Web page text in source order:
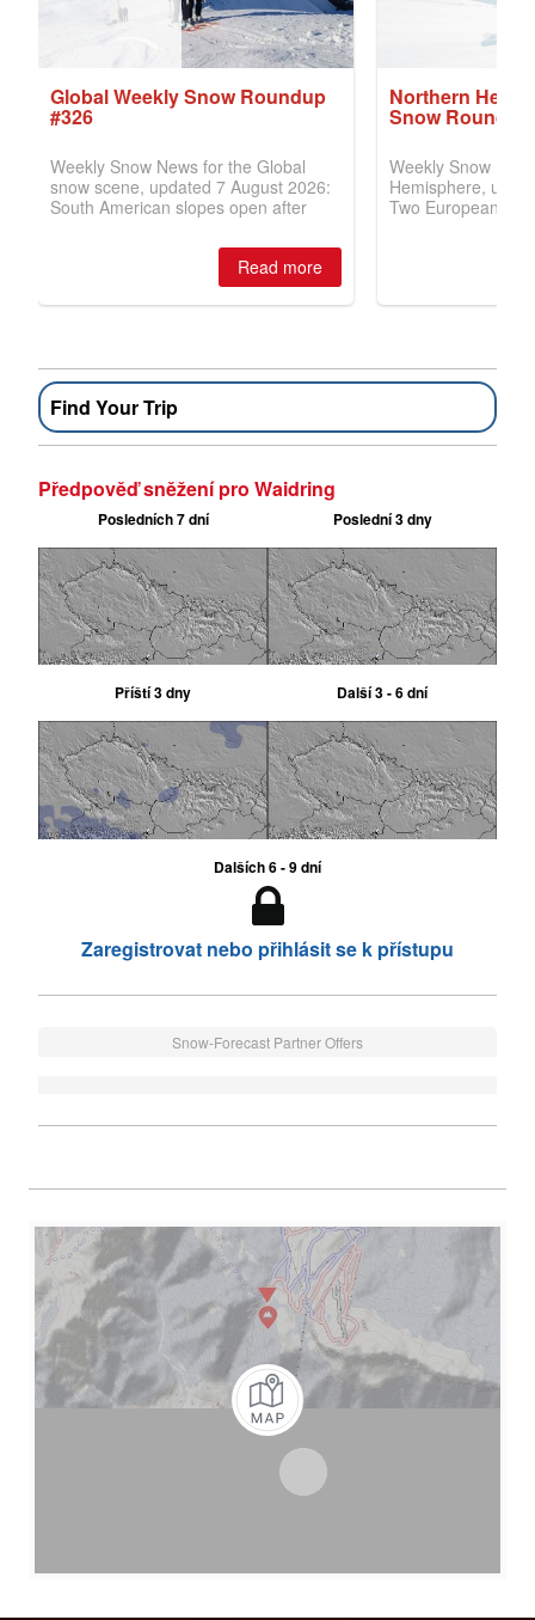
Find Your Trip
Předpověď sněžení pro Waidring
Posledních 7 dní Poslední 3 dny
Příští 3 dny Další 3 - 6 dní
Dalších 6 - 9 dní
Zaregistrovat nebo přihlásit se k přístupu
Snow-Forecast Partner Offers